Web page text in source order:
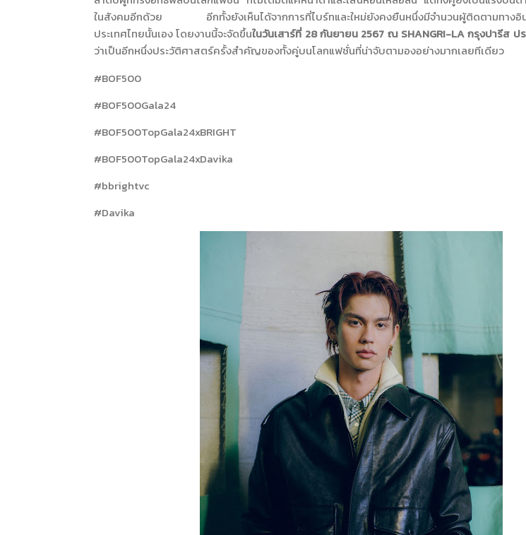
ในสังคมอีกด้วย อีกทั้งยังเห็นได้จากการที่ไบร์ทและใหม่ยังคงยืนหนึ่งมีจำนวนผู้ติดตามทางอิ
ประเทศไทยนั้นเอง โดยงานนี้จะจัดขึ้นในวันเสาร์ที่ 28กันยายน 2567 ณ SHANGRI-LAกรุงปารีส ป
ว่าเป็นอีกหนึ่งประวัติศาสตร์ครั้งสำคัญของทั้งคู่บนโลกแฟชั่นที่น่าจับตามองอย่างมากเลยทีเดียว
#BOF500
#BOF500Gala24
#BOF500TopGala24xBRIGHT
#BOF500TopGala24xDavika
#bbrightvc
#Davika